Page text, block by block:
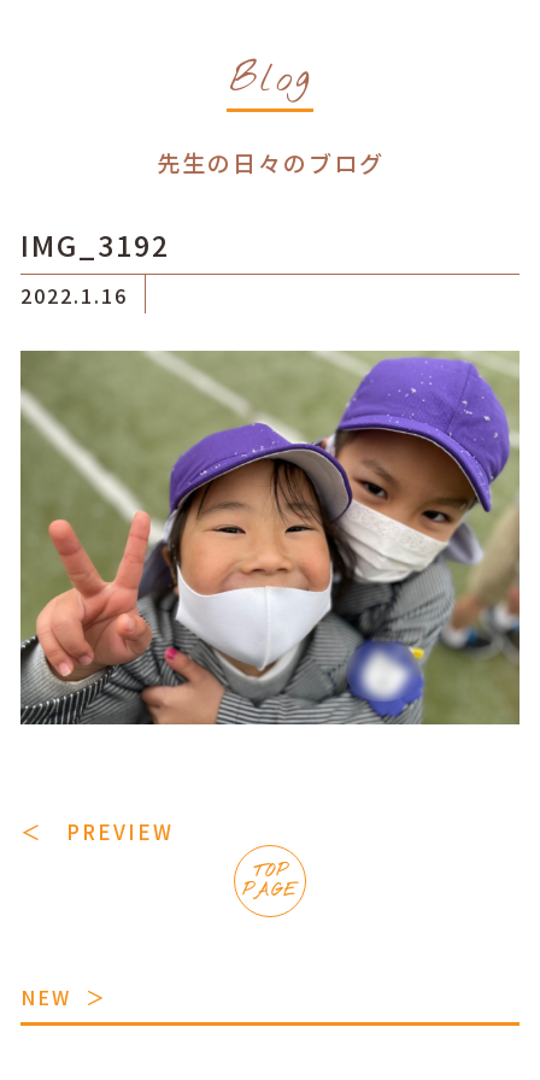
Blog
先生の日々のブログ
IMG_3192
2022.1.16
＜ PREVIEW
TOP
PAGE
NEW